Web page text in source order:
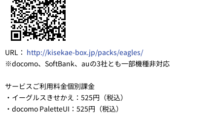
URL： http://kisekae-box.jp/packs/eagles/
※docomo、SoftBank、auの3社とも一部機種非対応
サービスご利用料金個別課金
・イーグルスきせかえ：525円（税込）
・docomo PaletteUI：525円（税込）